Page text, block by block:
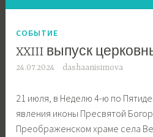
СОБЫТИЕ
XXIII выпуск
24.07.2024 dashaanisimova
21 июля, в Неделю 4-ю по
явления иконы Пресвятой
Преображенском храме села